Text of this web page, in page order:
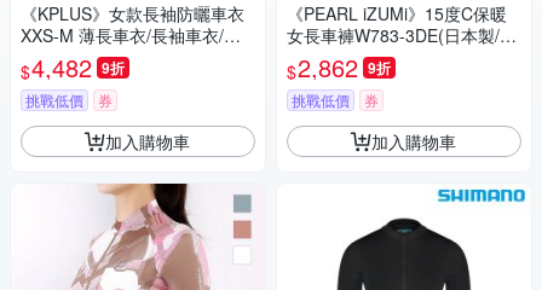
《KPLUS》女款長袖防曬車衣
XXS-M 薄長車衣/長袖車衣/女
車衣/競賽合身版型/運動/單車/
車服
$4,482 9折
挑戰低價 券
加入購物車
《PEARL iZUMi》15度C保暖
女長車褲W783-3DE(日本製/刷
毛車褲/保暖車褲/吸汗速乾/秋
冬/入門款/單車/運動)
$2,862 9折
挑戰低價 券
加入購物車